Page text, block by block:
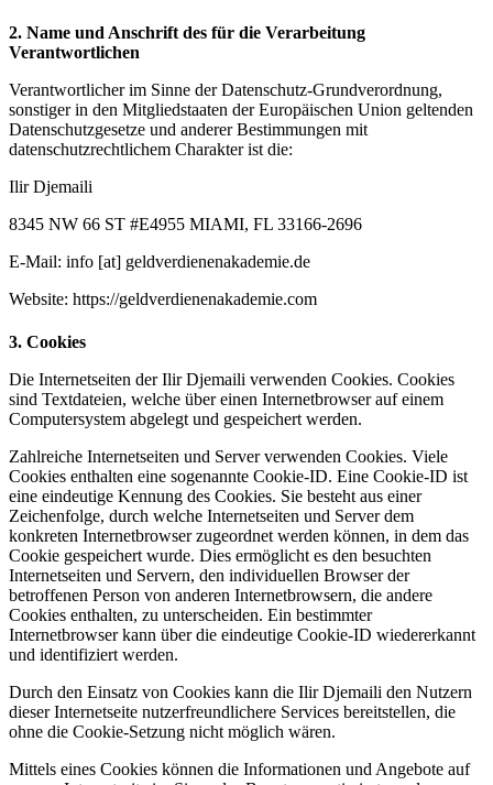
2. Name und Anschrift des für die Verarbeitung
Verantwortlichen
Verantwortlicher im Sinne der Datenschutz-Grundverordnung,
sonstiger in den Mitgliedstaaten der Europäischen Union geltenden
Datenschutzgesetze und anderer Bestimmungen mit
datenschutzrechtlichem Charakter ist die:
Ilir Djemaili
8345 NW 66 ST #E4955 MIAMI, FL 33166-2696
E-Mail: info [at] geldverdienenakademie.de
Website: https://geldverdienenakademie.com
3. Cookies
Die Internetseiten der Ilir Djemaili verwenden Cookies. Cookies
sind Textdateien, welche über einen Internetbrowser auf einem
Computersystem abgelegt und gespeichert werden.
Zahlreiche Internetseiten und Server verwenden Cookies. Viele
Cookies enthalten eine sogenannte Cookie-ID. Eine Cookie-ID ist
eine eindeutige Kennung des Cookies. Sie besteht aus einer
Zeichenfolge, durch welche Internetseiten und Server dem
konkreten Internetbrowser zugeordnet werden können, in dem das
Cookie gespeichert wurde. Dies ermöglicht es den besuchten
Internetseiten und Servern, den individuellen Browser der
betroffenen Person von anderen Internetbrowsern, die andere
Cookies enthalten, zu unterscheiden. Ein bestimmter
Internetbrowser kann über die eindeutige Cookie-ID wiedererkannt
und identifiziert werden.
Durch den Einsatz von Cookies kann die Ilir Djemaili den Nutzern
dieser Internetseite nutzerfreundlichere Services bereitstellen, die
ohne die Cookie-Setzung nicht möglich wären.
Mittels eines Cookies können die Informationen und Angebote auf